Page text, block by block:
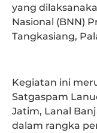
yang
Nasional (BNN)
Tangkasiang,
Kegiatan ini
Satgaspam
Jatim, Lanal
dalam rangka